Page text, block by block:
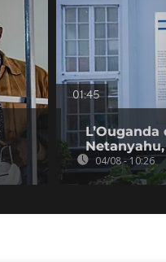
01:45
Netanyahu,
04/08 - 10:26